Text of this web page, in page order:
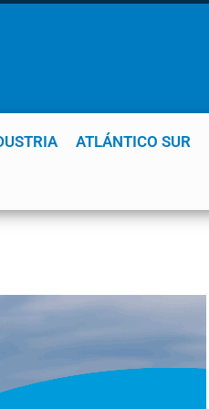
ATLÁNTICO SUR